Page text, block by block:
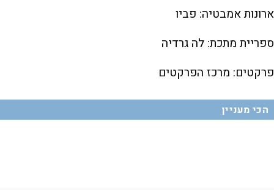
ארונות אמבטיה: פביו
ספריית מתכת: לה גרדיה
פרקטים: מרכז הפרקטים
הכי מעניין